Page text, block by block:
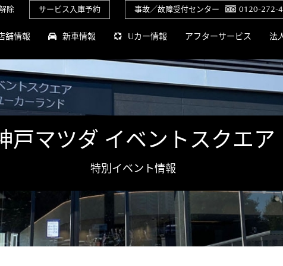
除 サービス入庫予約 事故／故障受付センター 0120-272-
舗情報 新車情報 Uカー情報 アフターサービス 法
戸マツダ イベントスクエア
特別イベント情報